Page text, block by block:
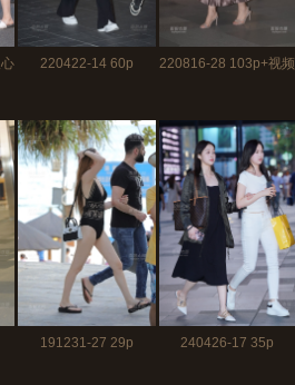
220422-14 60p 220816-28 103p+视频
191231-27 29p 240426-17 35p